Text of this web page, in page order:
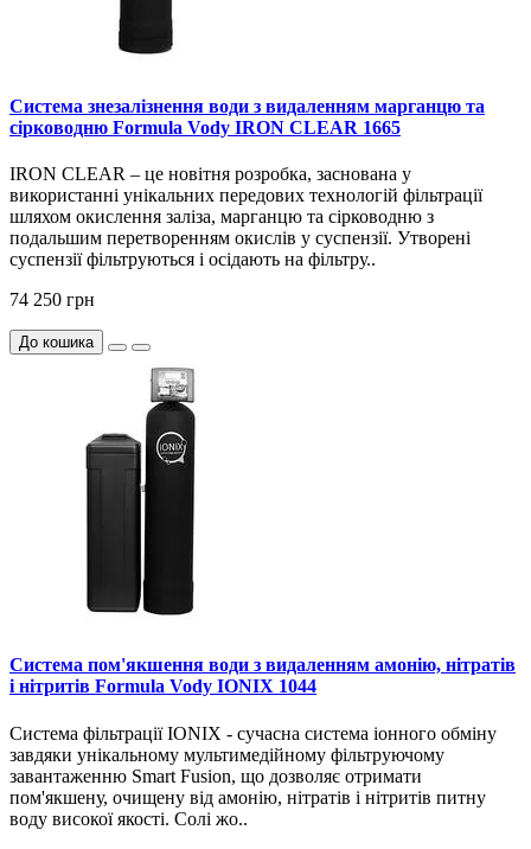
Система знезалізнення води з видаленням марганцю та
сірководню Formula Vody IRON CLEAR 1665
IRON CLEAR – це новітня розробка, заснована у
використанні унікальних передових технологій фільтрації
шляхом окислення заліза, марганцю та сірководню з
подальшим перетворенням окислів у суспензії. Утворені
суспензії фільтруються і осідають на фільтру..
74 250 грн
До кошика
Система пом'якшення води з видаленням амонію, нітратів
і нітритів Formula Vody IONIX 1044
Система фільтрації IONIX - сучасна система іонного обміну
завдяки унікальному мультимедійному фільтруючому
завантаженню Smart Fusion, що дозволяє отримати
пом'якшену, очищену від амонію, нітратів і нітритів питну
воду високої якості. Солі жо..